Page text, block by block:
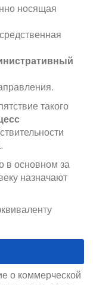
носящая
такого
в основном за
назначают
о коммерческой